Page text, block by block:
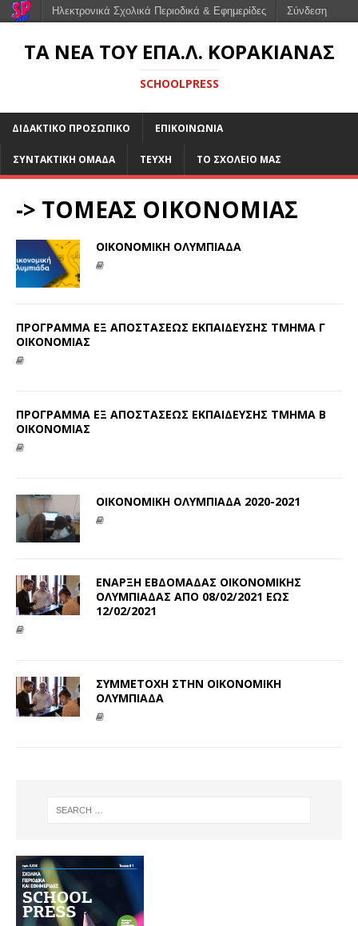
ΤΑ ΝΕΑ ΤΟΥ ΕΠΑ.Λ. ΚΟΡΑΚΙΑΝΑΣ
SCHOOLPRESS
ΔΙΔΑΚΤΙΚΟ ΠΡΟΣΩΠΙΚΟ ΕΠΙΚΟΙΝΩΝΙΑ
ΣΥΝΤΑΚΤΙΚΗ ΟΜΑΔΑ ΤΕΥΧΗ ΤΟ ΣΧΟΛΕΙΟ ΜΑΣ
-> ΤΟΜΕΑΣ ΟΙΚΟΝΟΜΙΑΣ
ΟΙΚΟΝΟΜΙΚΗ ΟΛΥΜΠΙΑΔΑ
ΠΡΟΓΡΑΜΜΑ ΕΞ ΑΠΟΣΤΑΣΕΩΣ ΕΚΠΑΙΔΕΥΣΗΣ ΤΜΗΜΑ Γ
ΟΙΚΟΝΟΜΙΑΣ
ΠΡΟΓΡΑΜΜΑ ΕΞ ΑΠΟΣΤΑΣΕΩΣ ΕΚΠΑΙΔΕΥΣΗΣ ΤΜΗΜΑ Β
ΟΙΚΟΝΟΜΙΑΣ
ΟΙΚΟΝΟΜΙΚΗ ΟΛΥΜΠΙΑΔΑ 2020-2021
ΕΝΑΡΞΗ ΕΒΔΟΜΑΔΑΣ ΟΙΚΟΝΟΜΙΚΗΣ
ΟΛΥΜΠΙΑΔΑΣ ΑΠΟ 08/02/2021 ΕΩΣ
12/02/2021
ΣΥΜΜΕΤΟΧΗ ΣΤΗΝ ΟΙΚΟΝΟΜΙΚΗ
ΟΛΥΜΠΙΑΔΑ
Ηλεκτρονικά Σχολικά Περιοδικά & Εφημερίδες Σύνδεση